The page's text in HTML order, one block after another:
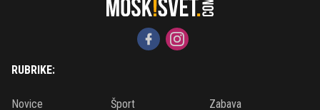
RUBRIKE:
Novice Šport
Zabava